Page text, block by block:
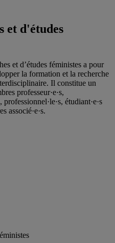
et d'études
et d’études féministes a pour
la formation et la recherche
Il constitue un
professeur·e·s,
professionnel·le·s, étudiant·e·s
associé·e·s.